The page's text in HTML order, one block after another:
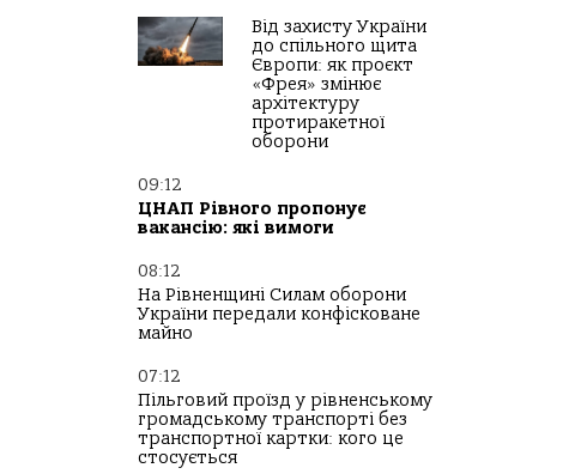
Від захисту України
до спільного щита
Європи: як проєкт
«Фрея» змінює
архітектуру
протиракетної
оборони
09:12
ЦНАП Рівного пропонує
вакансію: які вимоги
08:12
На Рівненщині Силам оборони
України передали конфісковане
майно
07:12
Пільговий проїзд у рівненському
громадському транспорті без
транспортної картки: кого це
стосується